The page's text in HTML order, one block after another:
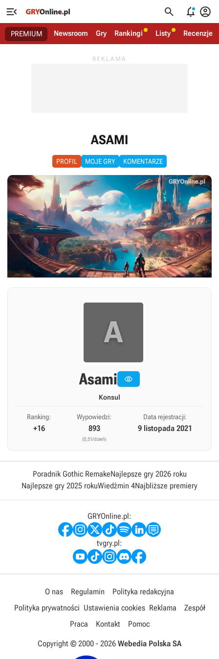
   
PREMIUM Newsroom Gry Rankingi Listy Recenzje
ASAMI
PROFIL MOJE GRY KOMENTARZE
A
Asami 
Konsul
Ranking:
+16
Wypowiedzi:
893
(0,51/dzień)
Data rejestracji:
9 listopada 2021
Poradnik Gothic RemakeNajlepsze gry 2026 roku
Najlepsze gry 2025 rokuWiedźmin 4Najbliższe premiery
GRYOnline.pl:
tvgry.pl:
O nas Regulamin
Polityka redakcyjna
Polityka prywatności Ustawienia cookies Reklama
Zespół
Praca
Kontakt Pomoc
Copyright © 2000 - 2026 Webedia Polska SA